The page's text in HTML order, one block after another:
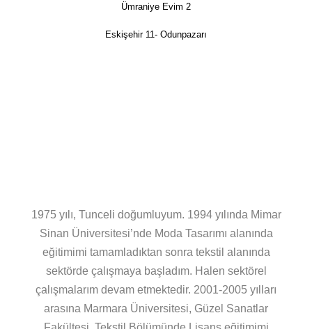
Ümraniye Evim 2
Eskişehir 11- Odunpazarı
1975 yılı, Tunceli doğumluyum. 1994 yılında Mimar
Sinan Üniversitesi’nde Moda Tasarımı alanında
eğitimimi tamamladıktan sonra tekstil alanında
sektörde çalışmaya başladım. Halen sektörel
çalışmalarım devam etmektedir. 2001-2005 yılları
arasına Marmara Üniversitesi, Güzel Sanatlar